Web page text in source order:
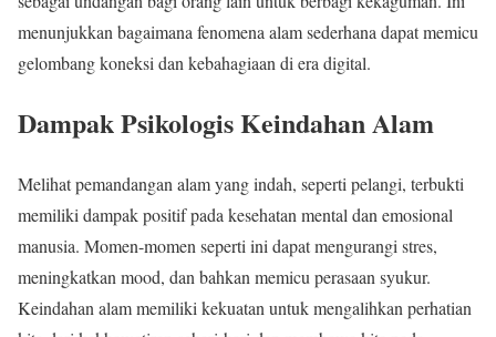
menunjukkan bagaimana fenomena alam sederhana dapat memicu
gelombang koneksi dan kebahagiaan di era digital.
Dampak Psikologis Keindahan Alam
Melihat pemandangan alam yang indah, seperti pelangi, terbukti
memiliki dampak positif pada kesehatan mental dan emosional
manusia. Momen-momen seperti ini dapat mengurangi stres,
meningkatkan mood, dan bahkan memicu perasaan syukur.
Keindahan alam memiliki kekuatan untuk mengalihkan perhatian